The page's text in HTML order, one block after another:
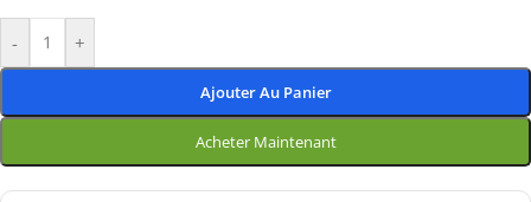
- +
Ajouter Au Panier
Acheter Maintenant